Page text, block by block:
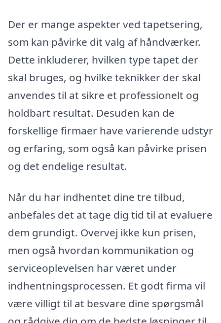
Der er mange aspekter ved tapetsering,
som kan påvirke dit valg af håndværker.
Dette inkluderer, hvilken type tapet der
skal bruges, og hvilke teknikker der skal
anvendes til at sikre et professionelt og
holdbart resultat. Desuden kan de
forskellige firmaer have varierende udstyr
og erfaring, som også kan påvirke prisen
og det endelige resultat.
Når du har indhentet dine tre tilbud,
anbefales det at tage dig tid til at evaluere
dem grundigt. Overvej ikke kun prisen,
men også hvordan kommunikation og
serviceoplevelsen har været under
indhentningsprocessen. Et godt firma vil
være villigt til at besvare dine spørgsmål